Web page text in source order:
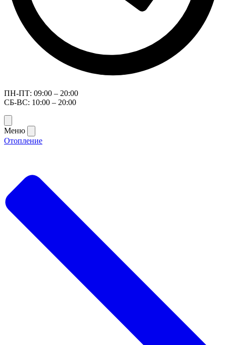
ПН-ПТ: 09:00 – 20:00
СБ-ВС: 10:00 – 20:00
Меню
Отопление